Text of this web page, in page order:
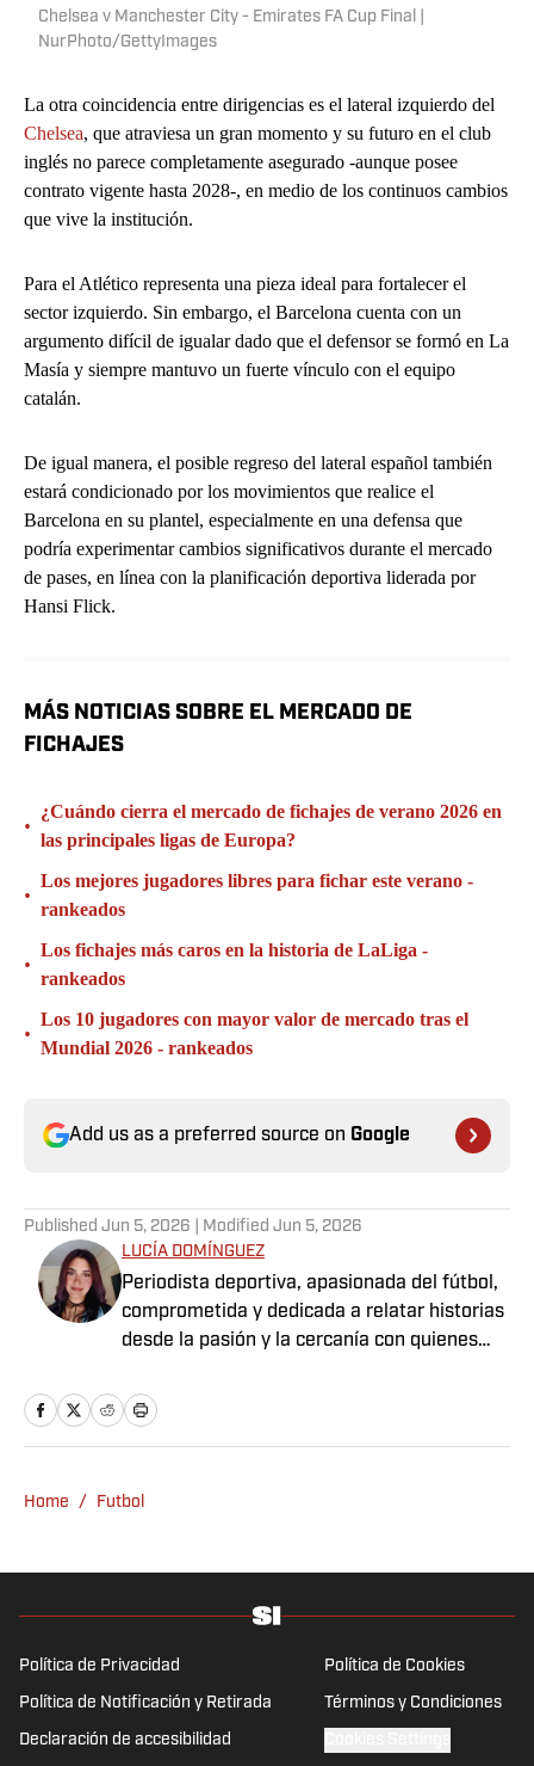
Chelsea v Manchester City - Emirates FA Cup Final |
NurPhoto/GettyImages
La otra coincidencia entre dirigencias es el lateral izquierdo del
Chelsea, que atraviesa un gran momento y su futuro en el club
inglés no parece completamente asegurado -aunque posee
contrato vigente hasta 2028-, en medio de los continuos cambios
que vive la institución.
Para el Atlético representa una pieza ideal para fortalecer el
sector izquierdo. Sin embargo, el Barcelona cuenta con un
argumento difícil de igualar dado que el defensor se formó en La
Masía y siempre mantuvo un fuerte vínculo con el equipo
catalán.
De igual manera, el posible regreso del lateral español también
estará condicionado por los movimientos que realice el
Barcelona en su plantel, especialmente en una defensa que
podría experimentar cambios significativos durante el mercado
de pases, en línea con la planificación deportiva liderada por
Hansi Flick.
MÁS NOTICIAS SOBRE EL MERCADO DE
FICHAJES
•
¿Cuándo cierra el mercado de fichajes de verano 2026 en
las principales ligas de Europa?
•
Los mejores jugadores libres para fichar este verano -
rankeados
•
Los fichajes más caros en la historia de LaLiga -
rankeados
•
Los 10 jugadores con mayor valor de mercado tras el
Mundial 2026 - rankeados
Add us as a preferred source on Google
Published Jun 5, 2026 | Modified Jun 5, 2026
LUCÍA DOMÍNGUEZ
Periodista deportiva, apasionada del fútbol,
comprometida y dedicada a relatar historias
desde la pasión y la cercanía con quienes
Home / Futbol
Política de Privacidad Política de Cookies
Política de Notificación y Retirada Términos y Condiciones
Declaración de accesibilidad